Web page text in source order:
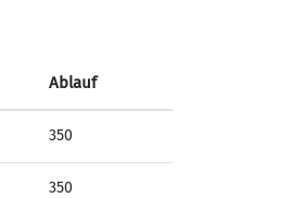
Ablauf
350
350